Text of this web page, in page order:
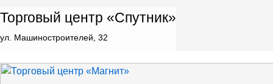
Торговый центр «Спутник»
ул. Машиностроителей, 32